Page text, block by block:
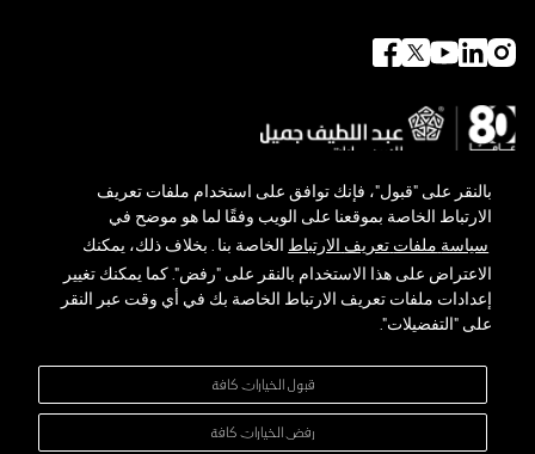
بالنقر على "قبول"، فإنك توافق على استخدام ملفات تعريف
الارتباط الخاصة بموقعنا على الويب وفقًا لما هو موضح في
سياسة ملفات تعريف الارتباط الخاصة بنا . بخلاف ذلك، يمكنك
الاعتراض على هذا الاستخدام بالنقر على "رفض". كما يمكنك تغيير
إعدادات ملفات تعريف الارتباط الخاصة بك في أي وقت عبر النقر
على "التفضيلات".
قبول الخيارات كافة
رفض الخيارات كافة
حول لكزس
توجه لكزس البيئي
المعرض والأخبار
تواصل معنا
خريطة الموقع
إدارة التفضيلات
شركة عبداللطيف جميل للبيع بالتجزئة المحدودة - سجل تجاري :